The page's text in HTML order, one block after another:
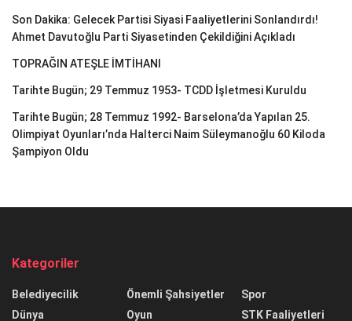
Son Dakika: Gelecek Partisi Siyasi Faaliyetlerini Sonlandırdı!
Ahmet Davutoğlu Parti Siyasetinden Çekildiğini Açıkladı
TOPRAĞIN ATEŞLE İMTİHANI
Tarihte Bugün; 29 Temmuz 1953- TCDD İşletmesi Kuruldu
Tarihte Bugün; 28 Temmuz 1992- Barselona’da Yapılan 25.
Olimpiyat Oyunları’nda Halterci Naim Süleymanoğlu 60 Kiloda
Şampiyon Oldu
Kategoriler
Belediyecilik
Dünya
Önemli Şahsiyetler
Oyun
Spor
STK Faaliyetleri